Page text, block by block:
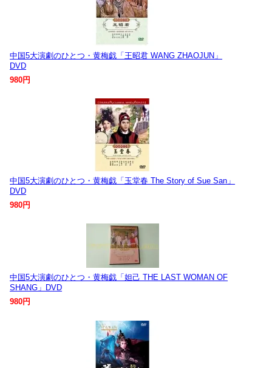
中国5大演劇のひとつ・黄梅戯「王昭君 WANG ZHAOJUN」
DVD
980円
中国5大演劇のひとつ・黄梅戯「玉堂春 The Story of Sue San」
DVD
980円
中国5大演劇のひとつ・黄梅戯「妲己 THE LAST WOMAN OF
SHANG」DVD
980円